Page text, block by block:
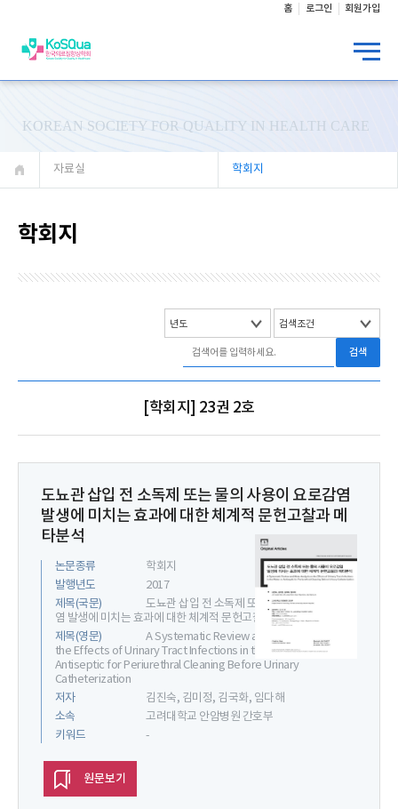
홈 로그인 회원가입
KOREAN SOCIETY FOR QUALITY IN HEALTH CARE
자료실 학회지
학회지
검색
[학회지] 23권 2호
도뇨관 삽입 전 소독제 또는 물의 사용이 요로감염
발생에 미치는 효과에 대한 체계적 문헌고찰과 메
타분석
논문종류
학회지
발행년도
2017
제목(국문)
도뇨관 삽입 전 소독제 또는 물의 사용이 요로감
염 발생에 미치는 효과에 대한 체계적 문헌고찰과 메타분석
제목(영문)
A Systematic Review and Meta-Analysis on
the Effects of Urinary Tract Infections in the Water or
Antiseptic for Periurethral Cleaning Before Urinary
Catheterization
저자
김진숙, 김미정, 김국화, 임다해
소속
고려대학교 안암병원 간호부
키워드
-
원문보기